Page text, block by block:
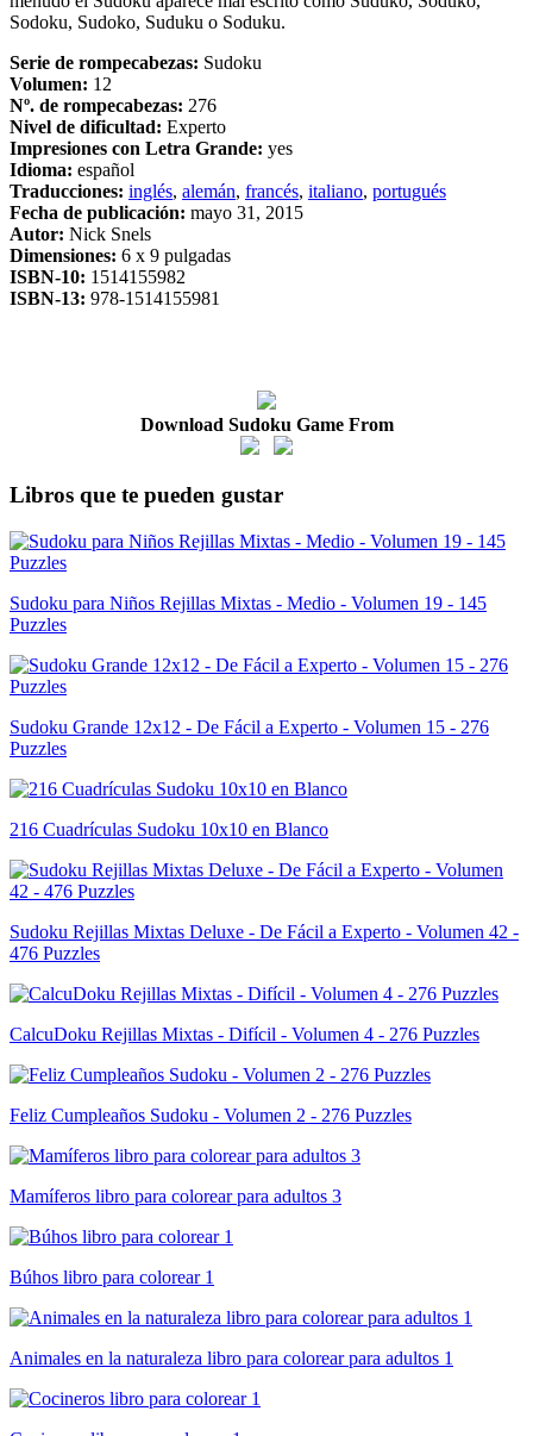
Sodoku, Sudoko, Suduku o Soduku.
Serie de rompecabezas: Sudoku
Volumen: 12
Nº. de rompecabezas: 276
Nivel de dificultad: Experto
Impresiones con Letra Grande: yes
Idioma: español
Traducciones: inglés, alemán, francés, italiano, portugués
Fecha de publicación: mayo 31, 2015
Autor: Nick Snels
Dimensiones: 6 x 9 pulgadas
ISBN-10: 1514155982
ISBN-13: 978-1514155981
Download Sudoku Game From
Libros que te pueden gustar
Sudoku para Niños Rejillas Mixtas - Medio - Volumen 19 - 145
Puzzles
Sudoku Grande 12x12 - De Fácil a Experto - Volumen 15 - 276
Puzzles
216 Cuadrículas Sudoku 10x10 en Blanco
Sudoku Rejillas Mixtas Deluxe - De Fácil a Experto - Volumen 42 -
476 Puzzles
CalcuDoku Rejillas Mixtas - Difícil - Volumen 4 - 276 Puzzles
Feliz Cumpleaños Sudoku - Volumen 2 - 276 Puzzles
Mamíferos libro para colorear para adultos 3
Búhos libro para colorear 1
Animales en la naturaleza libro para colorear para adultos 1